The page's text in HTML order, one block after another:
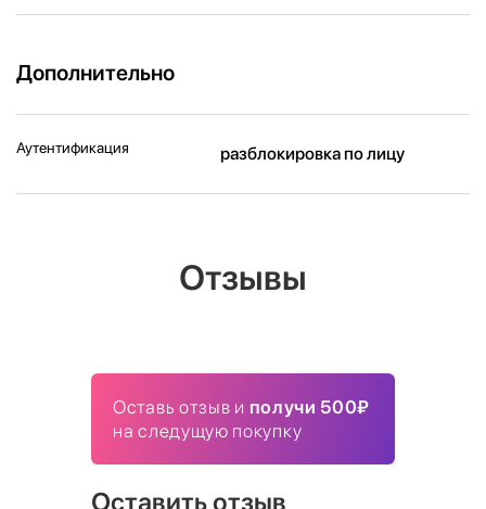
Дополнительно
Аутентификация разблокировка по лицу
Отзывы
Оставь отзыв и получи 500₽
на следущую покупку
Оставить отзыв